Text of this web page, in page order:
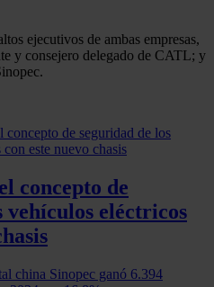
ejecutivos de ambas empresas,
y consejero delegado de CATL; y
concepto de
vehículos eléctricos